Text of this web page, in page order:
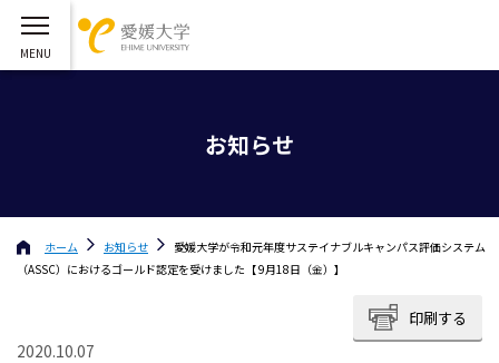
お知らせ
ホーム お知らせ
愛媛大学が令和元年度サステイナブルキャンパス評価システム
（ASSC）におけるゴールド認定を受けました【 9月18日（金）】
印刷する
2020.10.07